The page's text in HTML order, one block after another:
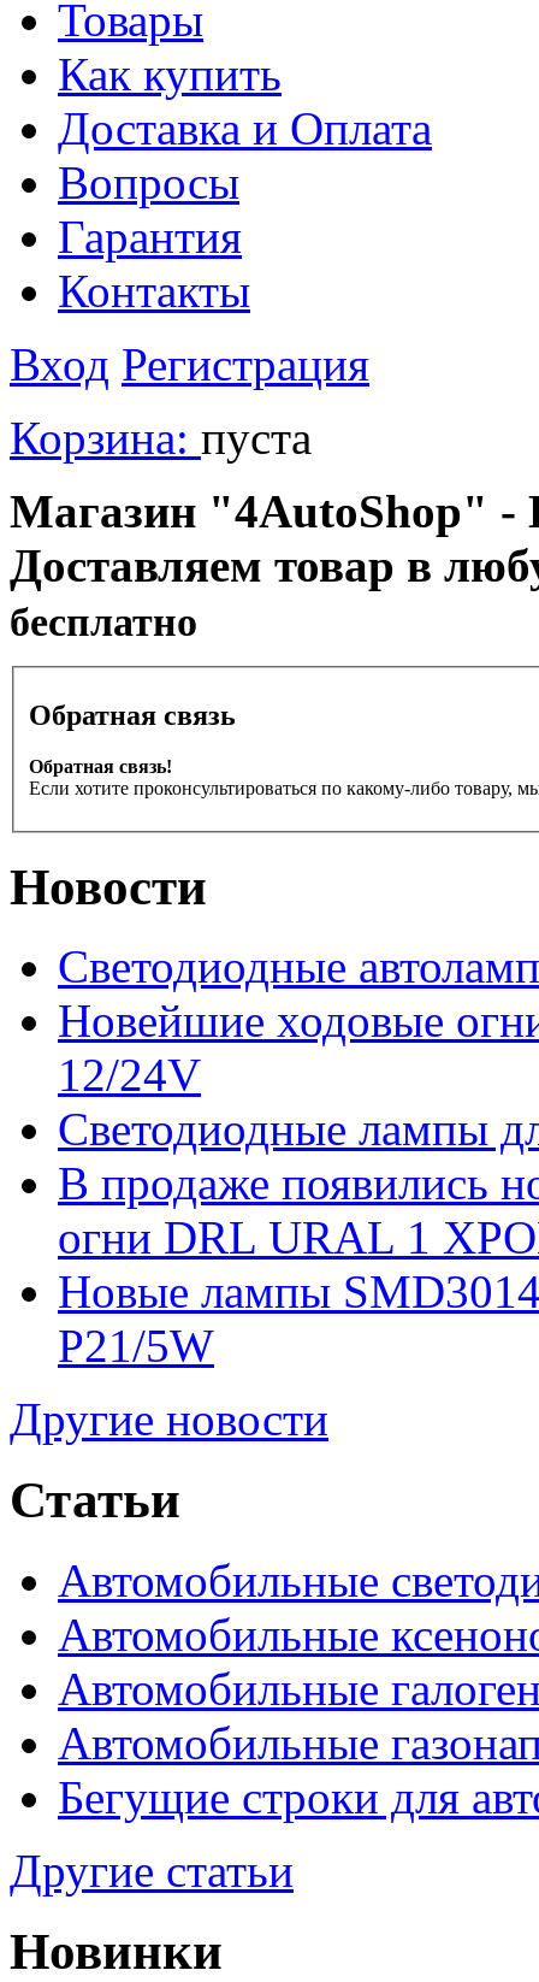
Товары
Как купить
Доставка и Оплата
Вопросы
Гарантия
Контакты
Вход Регистрация
Корзина: пуста
Магазин "4AutoShop" -
Доставляем товар в
бесплатно
Обратная связь
Обратная связь!
Если хотите проконсультироваться по какому-либо товару,
Новости
Светодиодные
Новейшие ходовые
12/24V
Светодиодные лампы
В продаже появились
огни DRL URAL 1
Новые лампы
P21/5W
Другие новости
Статьи
Автомобильные
Автомобильные
Автомобильные
Автомобильные
Бегущие строки для
Другие статьи
Новинки